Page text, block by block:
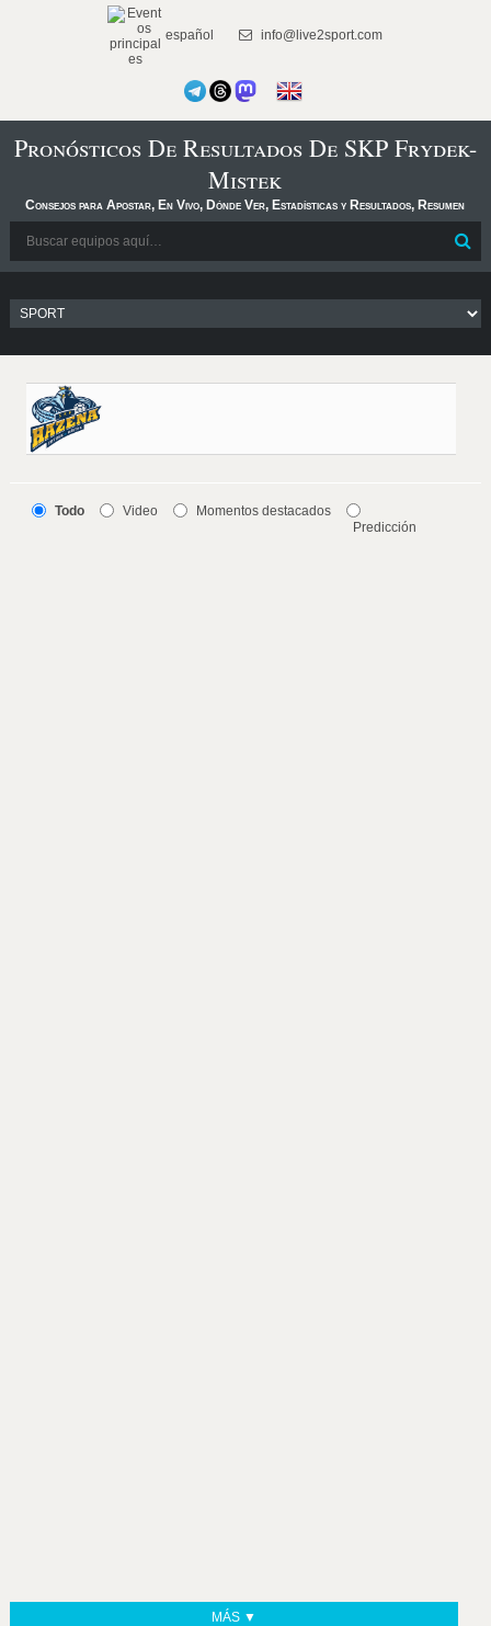
español info@live2sport.com
Pronósticos De Resultados De SKP Frydek-
Mistek
Consejos para Apostar, En Vivo, Dónde Ver, Estadísticas y Resultados, Resumen
Todo Video
Momentos destacados
Predicción
MÁS ▼